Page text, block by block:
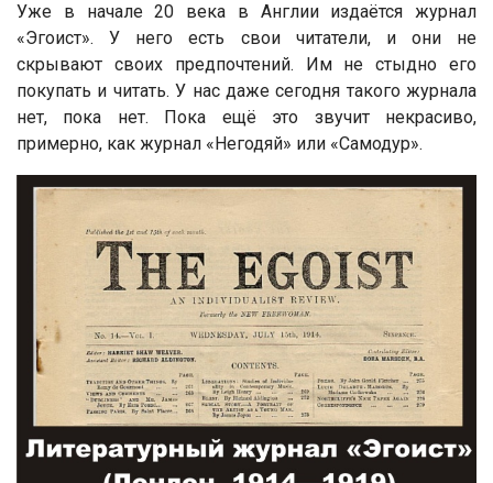
Уже в начале 20 века в Англии издаётся журнал
«Эгоист». У него есть свои читатели, и они не
скрывают своих предпочтений. Им не стыдно его
покупать и читать. У нас даже сегодня такого журнала
нет, пока нет. Пока ещё это звучит некрасиво,
примерно, как журнал «Негодяй» или «Самодур».